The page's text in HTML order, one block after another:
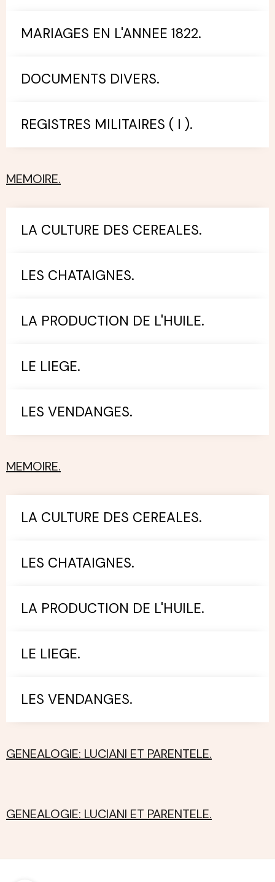
MARIAGES EN L'ANNEE 1822.
DOCUMENTS DIVERS.
REGISTRES MILITAIRES ( I ).
MEMOIRE.
LA CULTURE DES CEREALES.
LES CHATAIGNES.
LA PRODUCTION DE L'HUILE.
LE LIEGE.
LES VENDANGES.
MEMOIRE.
LA CULTURE DES CEREALES.
LES CHATAIGNES.
LA PRODUCTION DE L'HUILE.
LE LIEGE.
LES VENDANGES.
GENEALOGIE: LUCIANI ET PARENTELE.
GENEALOGIE: LUCIANI ET PARENTELE.